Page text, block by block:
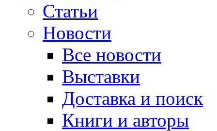
Статьи
Новости
Все новости
Выставки
Доставка и поиск
Книги и авторы